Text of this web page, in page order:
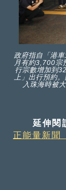
政府指自「港
月有約3,700宗
行宗數增加到
上」出行預約
入珠海時被
延伸閱
正能量新聞